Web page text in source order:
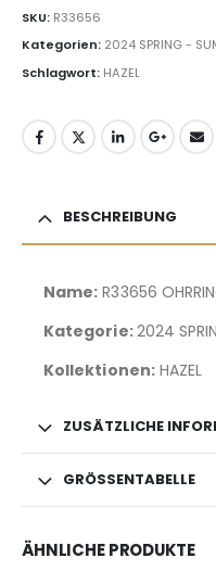
SKU: R33656
Kategorien: 2024 SPRING -
Schlagwort: HAZEL
BESCHREIBUNG
Name: R33656
Kategorie:2024
Kollektionen:HAZEL
ZUSÄTZLICHE
GRÖSSENTABELLE
ÄHNLICHE PRODUKTE